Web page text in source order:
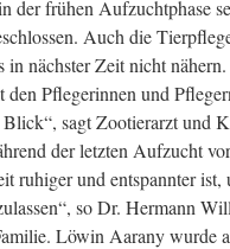
der frühen Aufzuchtphase
Auch die
in nächster Zeit nicht
Pflegerinnen und
sagt Zootierarzt und
der letzten Aufzucht
ruhiger und entspannter ist,
so Dr. Hermann
Löwin Aarany wurde